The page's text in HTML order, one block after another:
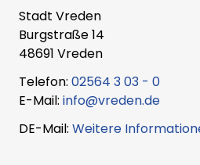
Stadt Vreden
Burgstraße 14
48691 Vreden
Telefon: 02564 3 03 - 0
E-Mail: info@vreden.de
DE-Mail: Weitere